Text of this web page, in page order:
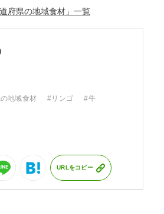
府県の地域食材」
地域食材 #リンゴ
#牛
URLをコピー